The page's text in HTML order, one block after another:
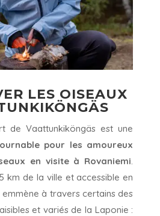
LES OISEAUX
de Vaattunkiköngäs est une
pour les amoureux
en visite à Rovaniemi
km de la ville et accessible en
à travers certains des
et variés de la Laponie :